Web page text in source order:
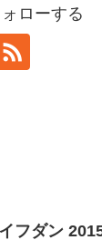
ローする
フダン